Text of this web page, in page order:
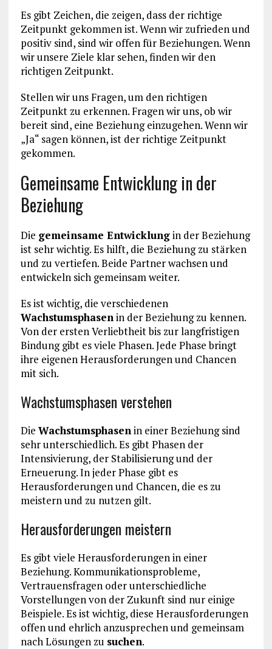
Es gibt Zeichen, die zeigen, dass der richtige
Zeitpunkt gekommen ist. Wenn wir zufrieden und
positiv sind, sind wir offen für Beziehungen. Wenn
wir unsere Ziele klar sehen, finden wir den
richtigen Zeitpunkt.
Stellen wir uns Fragen, um den richtigen
Zeitpunkt zu erkennen. Fragen wir uns, ob wir
bereit sind, eine Beziehung einzugehen. Wenn wir
„Ja“ sagen können, ist der richtige Zeitpunkt
gekommen.
Gemeinsame Entwicklung in der
Beziehung
Die gemeinsame Entwicklungin der Beziehung
ist sehr wichtig. Es hilft, die Beziehung zu stärken
und zu vertiefen. Beide Partner wachsen und
entwickeln sich gemeinsam weiter.
Es ist wichtig, die verschiedenen
Wachstumsphasen in der Beziehung zu kennen.
Von der ersten Verliebtheit bis zur langfristigen
Bindung gibt es viele Phasen. Jede Phase bringt
ihre eigenen Herausforderungen und Chancen
mit sich.
Wachstumsphasen verstehen
Die Wachstumsphasen in einer Beziehung sind
sehr unterschiedlich. Es gibt Phasen der
Intensivierung, der Stabilisierung und der
Erneuerung. In jeder Phase gibt es
Herausforderungen und Chancen, die es zu
meistern und zu nutzen gilt.
Herausforderungen meistern
Es gibt viele Herausforderungen in einer
Beziehung. Kommunikationsprobleme,
Vertrauensfragen oder unterschiedliche
Vorstellungen von der Zukunft sind nur einige
Beispiele. Es ist wichtig, diese Herausforderungen
offen und ehrlich anzusprechen und gemeinsam
nach Lösungen zu suchen.